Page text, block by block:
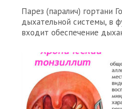
Парез (паралич) гортани
дыхательной системы, в
входит обеспечение